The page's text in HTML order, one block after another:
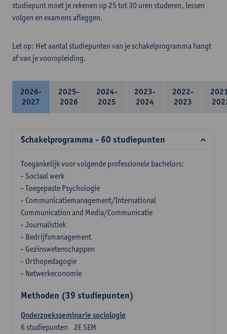
studiepunt moet je rekenen op 25 tot 30 uren studeren, lessen
volgen en examens afleggen.
Let op: Het aantal studiepunten van je schakelprogramma hangt
af van je vooropleiding.
2026-
2027
2025-
2026
2024-
2025
2023-
2024
2022-
2023
Schakelprogramma - 60 studiepunten
Toegankelijk voor volgende professionele bachelors:
- Sociaal werk
- Toegepaste Psychologie
- Communicatiemanagement/International
Communication and Media/Communicatie
- Journalistiek
- Bedrijfsmanagement
- Gezinswetenschappen
- Orthopedagogie
- Netwerkeconomie
Methoden (39 studiepunten)
Onderzoeksseminarie sociologie
2E SEM
6 studiepunten